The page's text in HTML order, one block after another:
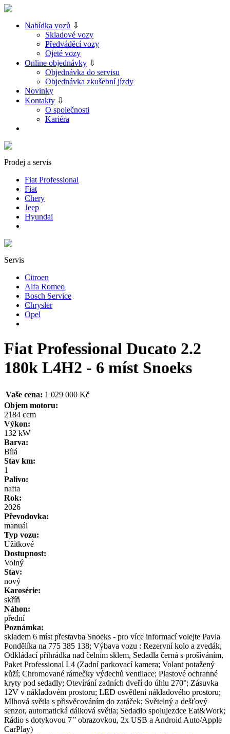
Nabídka vozů ⇩
Skladové vozy
Předváděcí vozy
Ojeté vozy
Online objednávky ⇩
Objednávka do servisu
Objednávka zkušební jízdy
Novinky
Kontakty ⇩
O společnosti
Kariéra
Prodej a servis
Fiat Professional
Fiat
Chery
Jeep
Hyundai
Servis
Citroen
Alfa Romeo
Bosch Service
Chrysler
Opel
Fiat Professional Ducato 2.2
180k L4H2 - 6 míst Snoeks
Vaše cena: 1 029 000 Kč
Objem motoru:
2184 ccm
Výkon:
132 kW
Barva:
Bílá
Stav km:
1
Palivo:
nafta
Rok:
2026
Převodovka:
manuál
Typ vozu:
Užitkové
Dostupnost:
Volný
Stav:
nový
Karosérie:
skříň
Náhon:
přední
Poznámka:
skladem 6 míst přestavba Snoeks - pro více informací volejte Pavla
Pondělíka na 775 385 138; Výbava vozu : Rezervní kolo a zvedák,
Odkládací přihrádka nad čelním sklem, Sedadla černá s prošíváním,
Paket Professional L4 (Zadní parkovací kamera; Volant potažený
kůží; Chromované rámečky výdechů ventilace; Plastové ochranné
kryty pod sedadly; Otevírání zadních dveří do úhlu 270°; Zásuvka
12V v nákladovém prostoru; LED osvětlení nákladového prostoru;
Mlhová světla s přisvěcováním do zatáček; Světelný a dešťový
senzor, automatická dálková světla; Sedadlo spolujezdce Eat&Work;
Rádio s dotykovou 7’’ obrazovkou, 2x USB a Android Auto/Apple
CarPlay)